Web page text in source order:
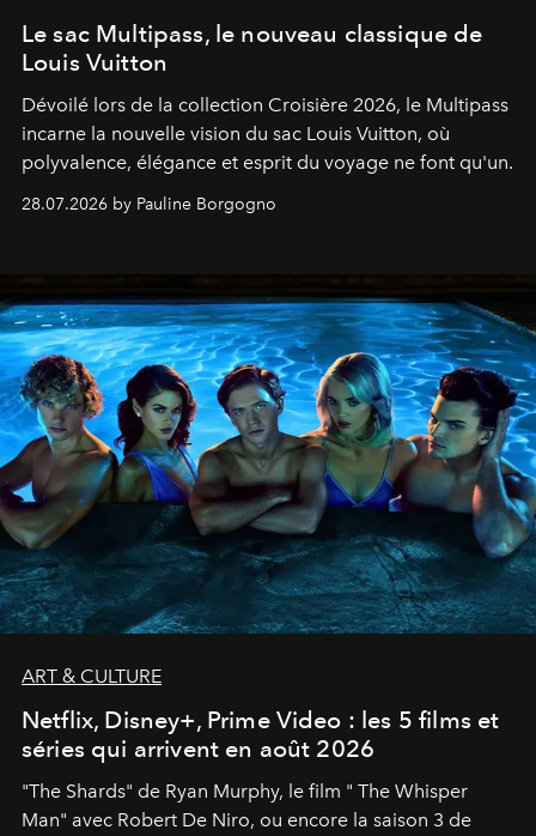
Le sac Multipass, le nouveau classique de
Louis Vuitton
Dévoilé lors de la collection Croisière 2026, le Multipass
incarne la nouvelle vision du sac Louis Vuitton, où
polyvalence, élégance et esprit du voyage ne font qu'un.
28.07.2026 by Pauline Borgogno
ART & CULTURE
Netflix, Disney+, Prime Video : les 5 films et
séries qui arrivent en août 2026
"The Shards" de Ryan Murphy, le film " The Whisper
Man" avec Robert De Niro, ou encore la saison 3 de